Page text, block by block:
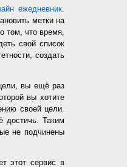
ежедневник.
метки на
том, что время,
свой список
создать
вы ещё раз
вы хотите
своей цели.
достичь. Таким
не подчинены
этот сервис в